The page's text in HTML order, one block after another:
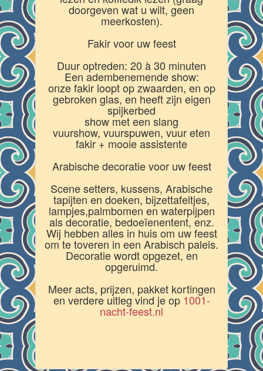
doorgeven wat u wilt, geen
meerkosten).
Fakir voor uw feest
Duur optreden: 20 à 30 minuten
Een adembenemende show:
onze fakir loopt op zwaarden, en op
gebroken glas, en heeft zijn eigen
spijkerbed
show met een slang
vuurshow, vuurspuwen, vuur eten
fakir + mooie assistente
Arabische decoratie voor uw feest
Scene setters, kussens, Arabische
tapijten en doeken, bijzettafeltjes,
lampjes,palmbomen en waterpijpen
als decoratie, bedoeïenentent, enz.
Wij hebben alles in huis om uw feest
om te toveren in een Arabisch paleis.
Decoratie wordt opgezet, en
opgeruimd.
Meer acts, prijzen, pakket kortingen
en verdere uitleg vind je op 1001-
nacht-feest.nl